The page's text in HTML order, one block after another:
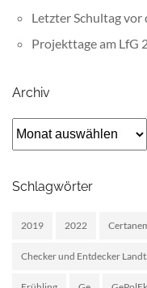
Letzter Schultag
Projekttage am LfG
Archiv
Archiv
Schlagwörter
2019 2022
Checker und Entdecker